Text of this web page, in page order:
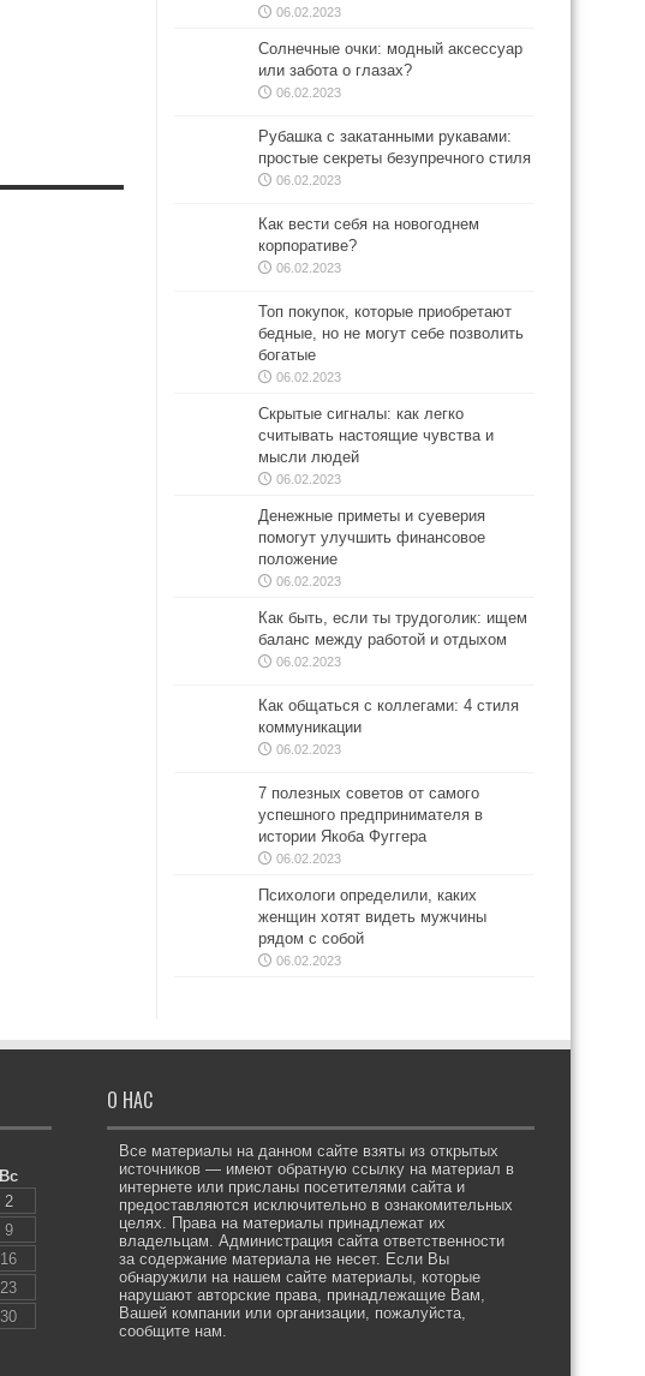
06.02.2023
Солнечные очки: модный аксессуар
или забота о глазах?
06.02.2023
Рубашка с закатанными рукавами:
простые секреты безупречного стиля
06.02.2023
Как вести себя на новогоднем
корпоративе?
06.02.2023
Топ покупок, которые приобретают
бедные, но не могут себе позволить
богатые
06.02.2023
Скрытые сигналы: как легко
считывать настоящие чувства и
мысли людей
06.02.2023
Денежные приметы и суеверия
помогут улучшить финансовое
положение
06.02.2023
Как быть, если ты трудоголик: ищем
баланс между работой и отдыхом
06.02.2023
Как общаться с коллегами: 4 стиля
коммуникации
06.02.2023
7 полезных советов от самого
успешного предпринимателя в
истории Якоба Фуггера
06.02.2023
Психологи определили, каких
женщин хотят видеть мужчины
рядом с собой
06.02.2023
Вс
2
9
16
23
30
О НАС
Все материалы на данном сайте взяты из открытых
источников — имеют обратную ссылку на материал в
интернете или присланы посетителями сайта и
предоставляются исключительно в ознакомительных
целях. Права на материалы принадлежат их
владельцам. Администрация сайта ответственности
за содержание материала не несет. Если Вы
обнаружили на нашем сайте материалы, которые
нарушают авторские права, принадлежащие Вам,
Вашей компании или организации, пожалуйста,
сообщите нам.